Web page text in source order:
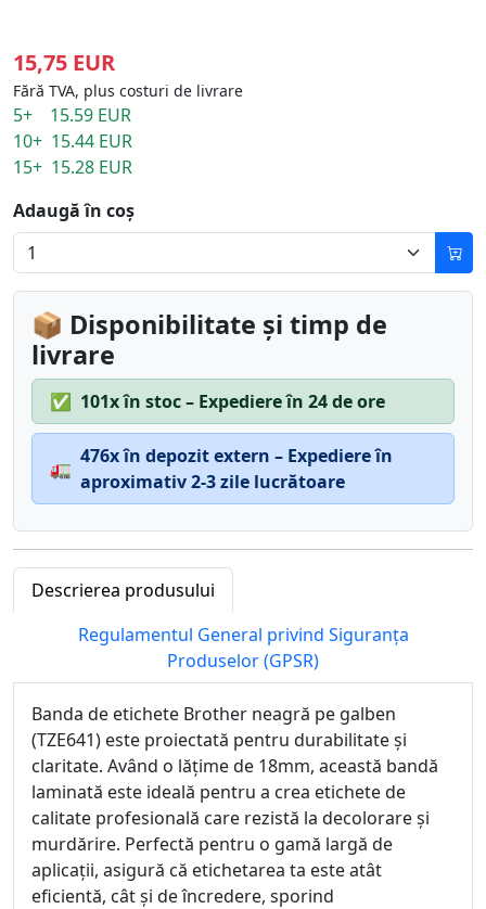
15,75 EUR
Fără TVA, plus costuri de livrare
5+ 15.59 EUR
10+ 15.44 EUR
15+ 15.28 EUR
Adaugă în coș
📦 Disponibilitate și timp de
livrare
✅ 101x în stoc – Expediere în 24 de ore
🚛
476x în depozit extern – Expediere în
aproximativ 2-3 zile lucrătoare
Descrierea produsului
Regulamentul General privind Siguranța
Produselor (GPSR)
Banda de etichete Brother neagră pe galben
(TZE641) este proiectată pentru durabilitate și
claritate. Având o lățime de 18mm, această bandă
laminată este ideală pentru a crea etichete de
calitate profesională care rezistă la decolorare și
murdărire. Perfectă pentru o gamă largă de
aplicații, asigură că etichetarea ta este atât
eficientă, cât și de încredere, sporind